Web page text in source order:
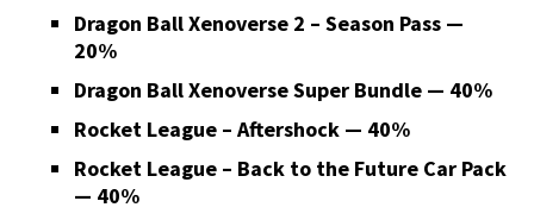
Dragon Ball Xenoverse 2 – Season Pass —
20%
Dragon Ball Xenoverse Super Bundle — 40%
Rocket League – Aftershock — 40%
Rocket League – Back to the Future Car Pack
— 40%